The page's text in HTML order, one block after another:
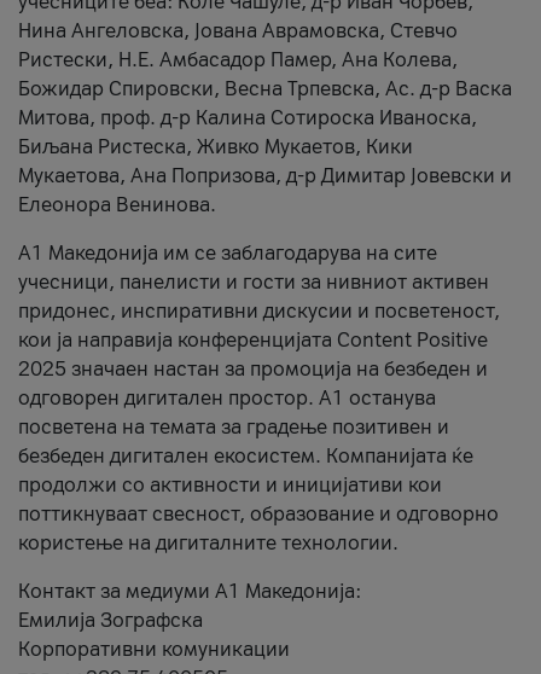
Нина Ангеловска, Јована Аврамовска, Стевчо
Ристески, Н.Е. Амбасадор Памер, Ана Колева,
Божидар Спировски, Весна Трпевска, Ас. д-р Васка
Митова, проф. д-р Калина Сотироска Иваноска,
Биљана Ристеска, Живко Мукаетов, Кики
Мукаетова, Ана Попризова, д-р Димитар Јовевски и
Елеонора Венинова.
А1 Македонија им се заблагодарува на сите
учесници, панелисти и гости за нивниот активен
придонес, инспиративни дискусии и посветеност,
кои ја направија конференцијата Content Positive
2025 значаен настан за промоција на безбеден и
одговорен дигитален простор. А1 останува
посветена на темата за градење позитивен и
безбеден дигитален екосистем. Компанијата ќе
продолжи со активности и иницијативи кои
поттикнуваат свесност, образование и одговорно
користење на дигиталните технологии.
Контакт за медиуми А1 Македонија:
Емилија Зографска
Корпоративни комуникации